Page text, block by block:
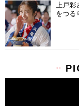
上戸
をつる